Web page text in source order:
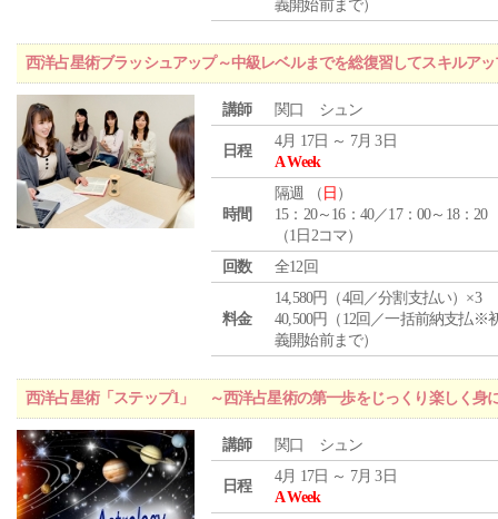
義開始前まで）
西洋占星術ブラッシュアップ～中級レベルまでを総復習してスキルア
講師 関口 シュン
日程
4月 17日 ～ 7月 3日
A Week
時間
隔週 （ 日 ）
15：20～16：40／17：00～18：20
（1日2コマ）
回数
全12回
料金
14,580円（4回／分割支払い）×3
40,500円（12回／一括前納支払※
義開始前まで）
西洋占星術「ステップ1」 ～西洋占星術の第一歩をじっくり楽しく身
講師 関口 シュン
日程
4月 17日 ～ 7月 3日
A Week